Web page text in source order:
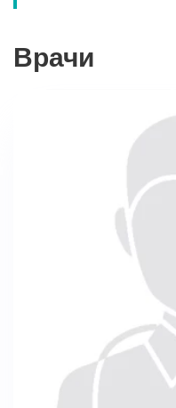
Врачи